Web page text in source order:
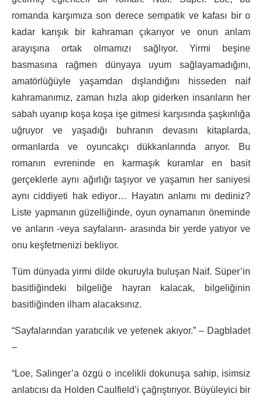
romanda karşımıza son derece sempatik ve kafası bir o
kadar karışık bir kahraman çıkarıyor ve onun anlam
arayışına ortak olmamızı sağlıyor. Yirmi beşine
basmasına rağmen dünyaya uyum sağlayamadığını,
amatörlüğüyle yaşamdan dışlandığını hisseden naif
kahramanımız, zaman hızla akıp giderken insanların her
sabah uyanıp koşa koşa işe gitmesi karşısında şaşkınlığa
uğruyor ve yaşadığı buhranın devasını kitaplarda,
ormanlarda ve oyuncakçı dükkanlarında arıyor. Bu
romanın evreninde en karmaşık kuramlar en basit
gerçeklerle aynı ağırlığı taşıyor ve yaşamın her saniyesi
aynı ciddiyeti hak ediyor… Hayatın anlamı mı dediniz?
Liste yapmanın güzelliğinde, oyun oynamanın öneminde
ve anların -veya sayfaların- arasında bir yerde yatıyor ve
onu keşfetmenizi bekliyor.
Tüm dünyada yirmi dilde okuruyla buluşan Naif. Süper’in
basitliğindeki bilgeliğe hayran kalacak, bilgeliğinin
basitliğinden ilham alacaksınız.
“Sayfalarından yaratıcılık ve yetenek akıyor.” – Dagbladet
–
“Loe, Salinger’a özgü o incelikli dokunuşa sahip, isimsiz
anlatıcısı da Holden Caulfield’i çağrıştırıyor. Büyüleyici bir